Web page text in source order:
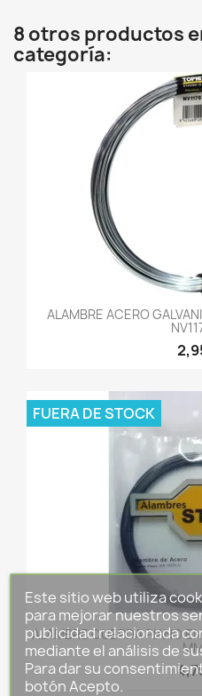
8 otros productos
categoría:
ALAMBRE ACERO
ALAMBRE CUERDA PIANO
FUERA DE STOCK
Este sitio web utiliza
para mejorar nuestros
publicidad relacionada
mediante el análisis de
Para dar su
botón Acepto.